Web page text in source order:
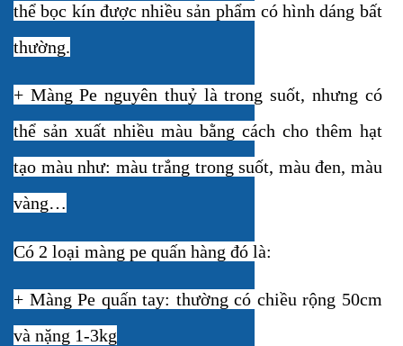
thể bọc kín được nhiều sản phẩm có hình dáng bất
thường.
+ Màng Pe nguyên thuỷ là trong suốt, nhưng có
thể sản xuất nhiều màu bằng cách cho thêm hạt
tạo màu như: màu trắng trong suốt, màu đen, màu
vàng…
Có 2 loại màng pe quấn hàng đó là:
+ Màng Pe quấn tay: thường có chiều rộng 50cm
và nặng 1-3kg